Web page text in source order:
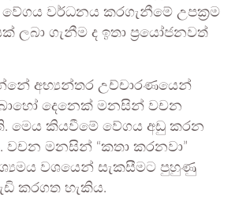
වර්ධනය කරගැනීමේ උපක්‍රම
ලබා ගැනීම ද ඉතා ප්‍රයෝජනවත්
අභ්‍යන්තර උච්චාරණයෙන්
දෙනෙක් මනසින් වචන
මෙය කියවීමේ වේගය අඩු කරන
වචන මනසින් “කතා කරනවා”
වශයෙන් සැකසීමට පුහුණු
කරගත හැකිය.